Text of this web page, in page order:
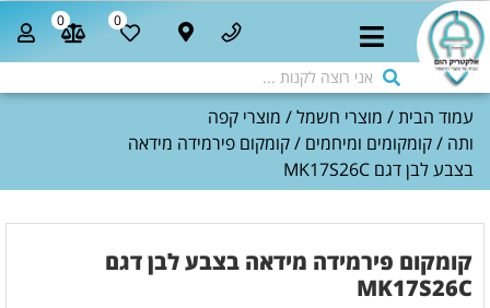
0
0
עמוד הבית/ מוצרי חשמל/ מוצרי קפה
ותה /קומקומים ומיחמים / קומקום פירמידה מידאה
בצבע לבן דגם MK17S26C
קומקום פירמידה מידאה בצבע לבן דגם
MK17S26C